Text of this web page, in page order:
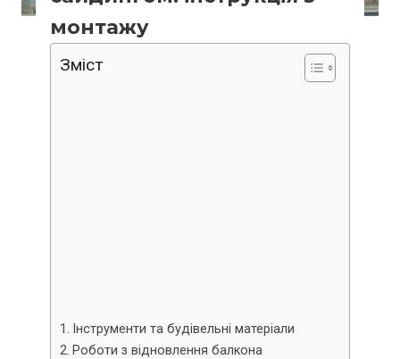
монтажу
Зміст
Інструменти та будівельні матеріали
Роботи з відновлення балкона